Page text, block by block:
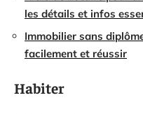
les détails et infos
Immobilier sans
facilement et réussir
Habiter